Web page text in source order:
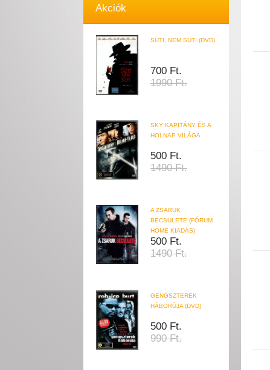
Akciók
SÜTI, NEM SÜTI (DVD)
700 Ft.
1990 Ft.
SKY KAPITÁNY ÉS A
HOLNAP VILÁGA
500 Ft.
1490 Ft.
A ZSARUK
BECSÜLETE (FÓRUM
HOME KIADÁS)
500 Ft.
1490 Ft.
GENGSZTEREK
HÁBORÚJA (DVD)
500 Ft.
990 Ft.